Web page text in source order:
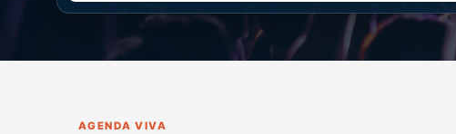
AGENDA VIVA